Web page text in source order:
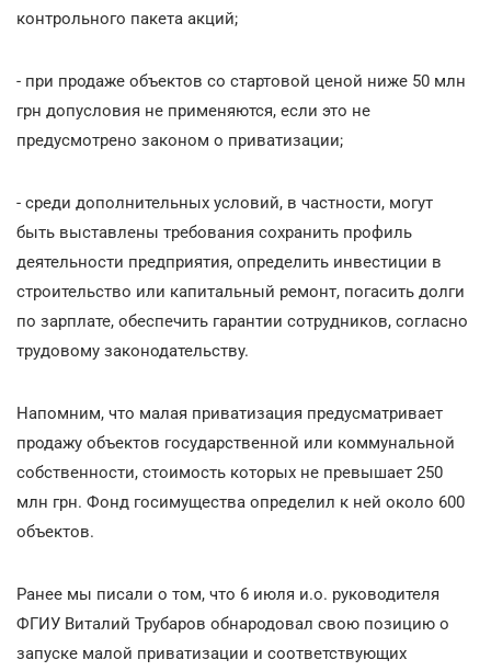
контрольного пакета акций;
- при продаже объектов со стартовой ценой ниже 50 млн
грн допусловия не применяются, если это не
предусмотрено законом о приватизации;
- среди дополнительных условий, в частности, могут
быть выставлены требования сохранить профиль
деятельности предприятия, определить инвестиции в
строительство или капитальный ремонт, погасить долги
по зарплате, обеспечить гарантии сотрудников, согласно
трудовому законодательству.
Напомним, что малая приватизация предусматривает
продажу объектов государственной или коммунальной
собственности, стоимость которых не превышает 250
млн грн. Фонд госимущества определил к ней около 600
объектов.
Ранее мы писали о том, что 6 июля и.о. руководителя
ФГИУ Виталий Трубаров обнародовал свою позицию о
запуске малой приватизации и соответствующих